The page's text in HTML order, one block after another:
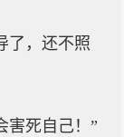
了，还不照
害死自己！”